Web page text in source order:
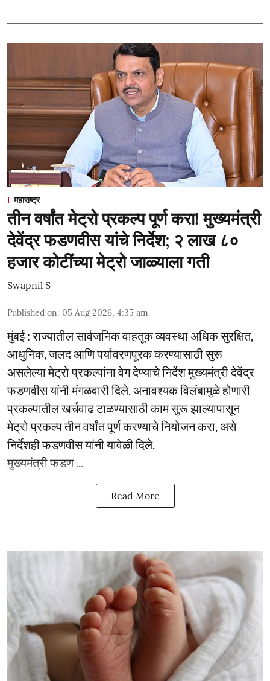
महाराष्ट्र
तीन वर्षांत मेट्रो प्रकल्प पूर्ण करा! मुख्यमंत्री
देवेंद्र फडणवीस यांचे निर्देश; २ लाख ८०
हजार कोटींच्या मेट्रो जाळ्याला गती
Swapnil S
Published on: 05 Aug 2026, 4:35 am
मुंबई : राज्यातील सार्वजनिक वाहतूक व्यवस्था अधिक सुरक्षित,
आधुनिक, जलद आणि पर्यावरणपूरक करण्यासाठी सुरू
असलेल्या मेट्रो प्रकल्पांना वेग देण्याचे निर्देश मुख्यमंत्री देवेंद्र
फडणवीस यांनी मंगळवारी दिले. अनावश्यक विलंबामुळे होणारी
प्रकल्पातील खर्चवाढ टाळण्यासाठी काम सुरू झाल्यापासून
मेट्रो प्रकल्प तीन वर्षांत पूर्ण करण्याचे नियोजन करा, असे
निर्देशही फडणवीस यांनी यावेळी दिले.
मुख्यमंत्री फडण ...
Read More